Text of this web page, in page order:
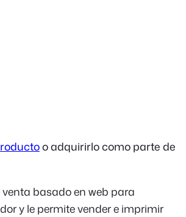
o adquirirlo como parte de
basado en web para
y le permite vender e imprimir